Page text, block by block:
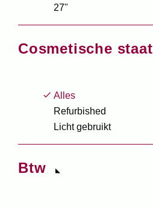
27"
Cosmetische staat
Alles
Refurbished
Licht gebruikt
Btw